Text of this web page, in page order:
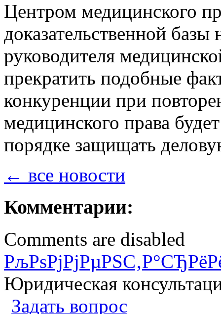
Центром медицинского
доказательственной
руководителя
прекратить подобные
конкуренции при
медицинского права
порядке защищать
← все новости
Комментарии:
Comments are disabled
Юридическая
Задать вопрос